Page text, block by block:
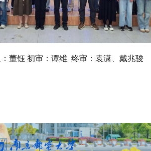
董钰 初审：谭维 终审：袁潇、戴兆骏